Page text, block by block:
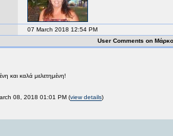
07 March 2018 12:54 PM
User Comments on
και καλά μελετημένη!
08, 2018 01:01 PM (view details)